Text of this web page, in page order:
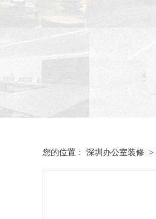
您的位置： 深圳办公室装修 >